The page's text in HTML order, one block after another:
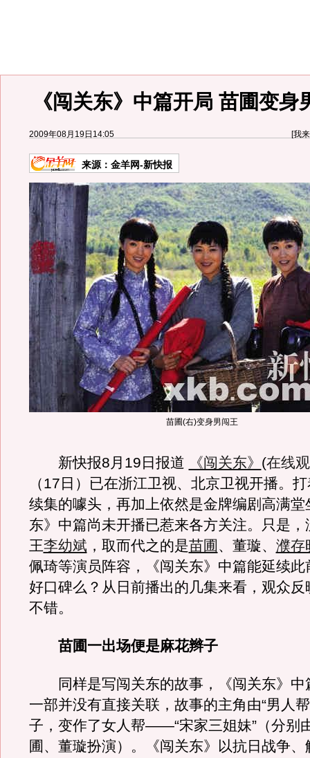
《闯关东》中篇开局 苗圃变身
2009年08月19日14:05 [我
来源： 金羊网-新快报
苗圃(右)变身男闯王
新快报8月19日报道 《闯关东》 (在线
（17日）已在浙江卫视、北京卫视开播。
续集的噱头，再加上依然是金牌编剧高满堂
东》中篇尚未开播已惹来各方关注。只是，
王李幼斌 ，取而代之的是苗圃 、董璇、 濮存
佩琦等演员阵容，《闯关东》中篇能延续此
好口碑么？从日前播出的几集来看，观众反
不错。
苗圃一出场便是麻花辫子
同样是写闯关东的故事，《闯关东》中
一部并没有直接关联，故事的主角由“男人
子，变作了女人帮——“宋家三姐妹”（分别
圃、董璇扮演）。《闯关东》以抗日战争